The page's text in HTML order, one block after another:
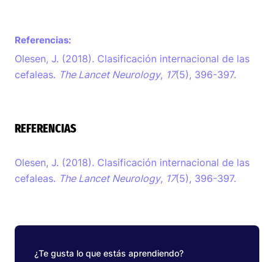
Referencias:
Olesen, J. (2018). Clasificación internacional de las
cefaleas. The Lancet Neurology, 17(5), 396-397.
REFERENCIAS
Olesen, J. (2018). Clasificación internacional de las
cefaleas. The Lancet Neurology, 17(5), 396-397.
¿Te gusta lo que estás aprendiendo?